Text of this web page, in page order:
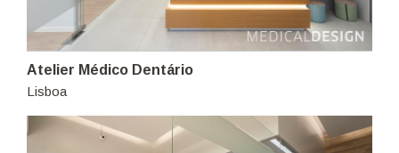
Atelier Médico Dentário
Lisboa